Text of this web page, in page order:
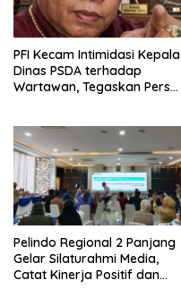
PFI Kecam Intimidasi Kepala
Dinas PSDA terhadap
Wartawan, Tegaskan Pers
Pelindo Regional 2 Panjang
Gelar Silaturahmi Media,
Catat Kinerja Positif dan